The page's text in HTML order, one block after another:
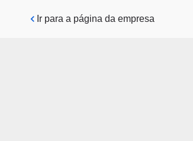
Pular para o conteúdo principal
Ir para a página da empresa